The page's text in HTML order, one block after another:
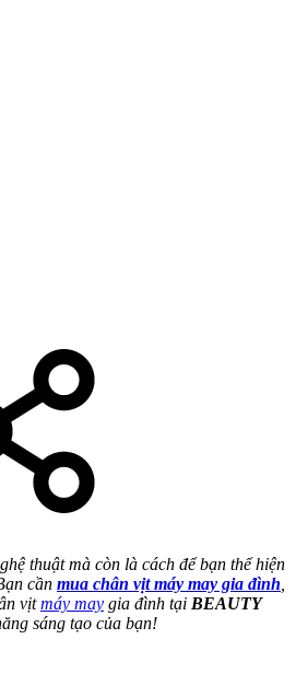
thuật mà còn là cách để bạn thể hiện
cần mua chân vịt máy may gia đình
vịtmáy may gia đình tại BEAUTY
sáng tạo của bạn!